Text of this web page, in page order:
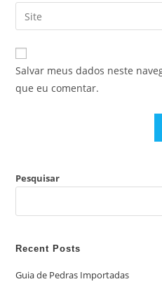
Salvar meus dados neste
que eu comentar.
Pesquisar
Recent Posts
Guia de Pedras Importadas